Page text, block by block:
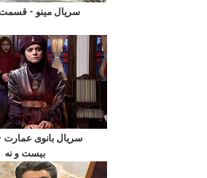
سریال مینو - قسمت
سریال بانوی
بیست و نه